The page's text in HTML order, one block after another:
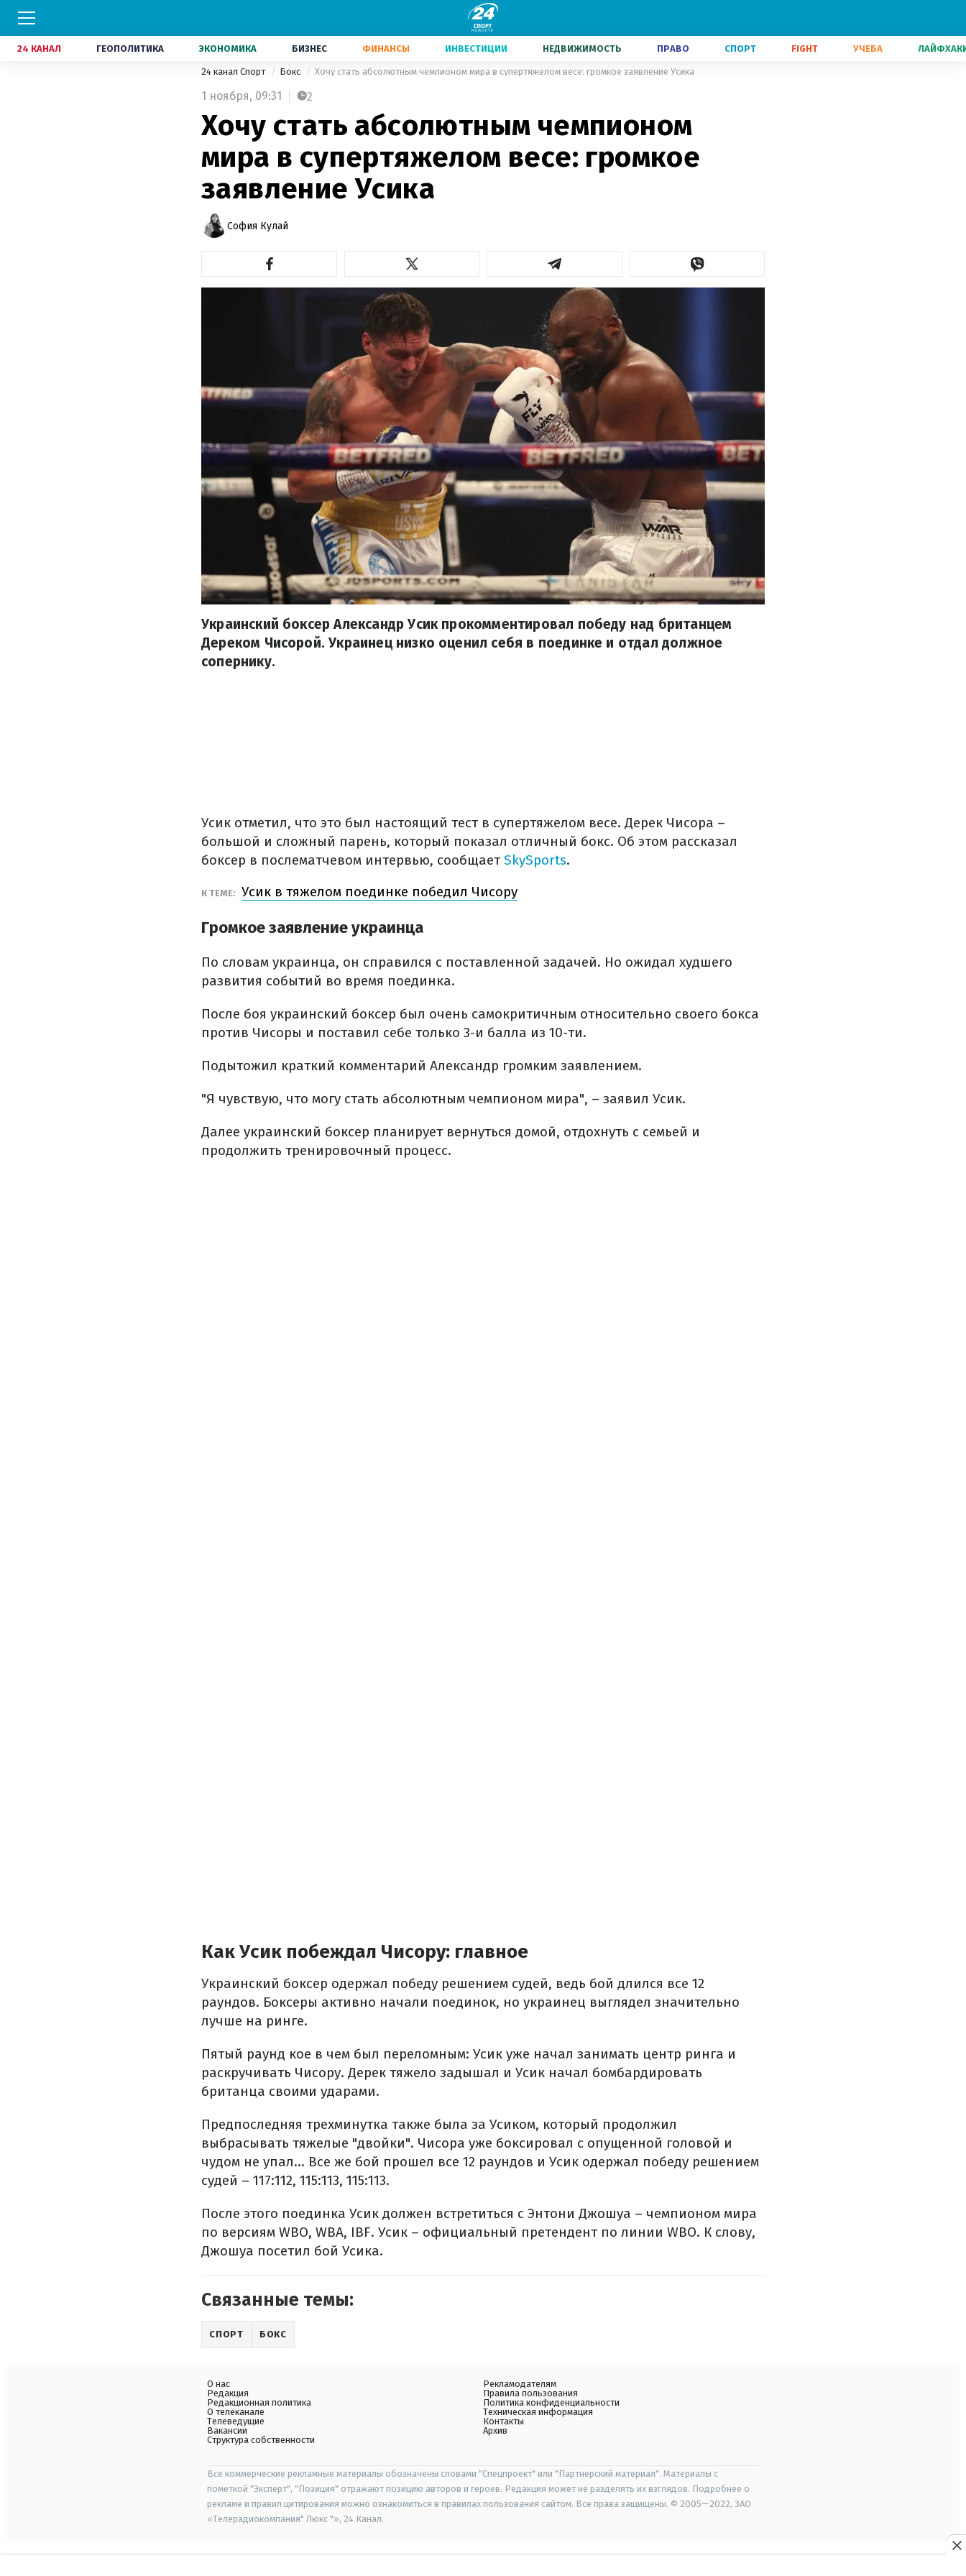
24 КАНАЛ ГЕОПОЛИТИКА ЭКОНОМИКА БИЗНЕС ФИНАНСЫ ИНВЕСТИЦИИ НЕДВИЖИМОСТЬ ПРАВО СПОРТ FIGHT УЧЕБА
24 канал Спорт Бокс Хочу стать абсолютным чемпионом мира в супертяжелом весе: громкое заявление Усика
1 ноября, 09:31 2
Хочу стать абсолютным чемпионом
мира в супертяжелом весе: громкое
заявление Усика
София Кулай
Украинский боксер Александр Усик прокомментировал победу над британцем
Дереком Чисорой. Украинец низко оценил себя в поединке и отдал должное
сопернику.
Усик отметил, что это был настоящий тест в супертяжелом весе. Дерек Чисора –
большой и сложный парень, который показал отличный бокс. Об этом рассказал
боксер в послематчевом интервью, сообщаетSkySports.
К ТЕМЕ: Усик в тяжелом поединке победил Чисору
Громкое заявление украинца
По словам украинца, он справился с поставленной задачей. Но ожидал худшего
развития событий во время поединка.
После боя украинский боксер был очень самокритичным относительно своего бокса
против Чисоры и поставил себе только 3-и балла из 10-ти.
Подытожил краткий комментарий Александр громким заявлением.
"Я чувствую, что могу стать абсолютным чемпионом мира", – заявил Усик.
Далее украинский боксер планирует вернуться домой, отдохнуть с семьей и
продолжить тренировочный процесс.
Как Усик побеждал Чисору: главное
Украинский боксер одержал победу решением судей, ведь бой длился все 12
раундов. Боксеры активно начали поединок, но украинец выглядел значительно
лучше на ринге.
Пятый раунд кое в чем был переломным: Усик уже начал занимать центр ринга и
раскручивать Чисору. Дерек тяжело задышал и Усик начал бомбардировать
британца своими ударами.
Предпоследняя трехминутка также была за Усиком, который продолжил
выбрасывать тяжелые "двойки". Чисора уже боксировал с опущенной головой и
чудом не упал... Все же бой прошел все 12 раундов и Усик одержал победу решением
судей – 117:112, 115:113, 115:113.
После этого поединка Усик должен встретиться с Энтони Джошуа – чемпионом мира
по версиям WBO, WBA, IBF. Усик – официальный претендент по линии WBO. К слову,
Джошуа посетил бой Усика.
Связанные темы:
СПОРТ БОКС
О нас
Редакция
Редакционная политика
О телеканале
Телеведущие
Вакансии
Структура собственности
Рекламодателям
Правила пользования
Политика конфиденциальности
Техническая информация
Контакты
Архив
Все коммерческие рекламные материалы обозначены словами "Спецпроект" или "Партнерский материал". Материалы с
пометкой "Эксперт", "Позиция" отражают позицию авторов и героев. Редакция может не разделять их взглядов. Подробнее о
рекламе и правил цитирования можно ознакомиться в правилах пользования сайтом. Все права защищены. © 2005—2022, ЗАО
«Телерадиокомпания" Люкс "», 24 Канал.